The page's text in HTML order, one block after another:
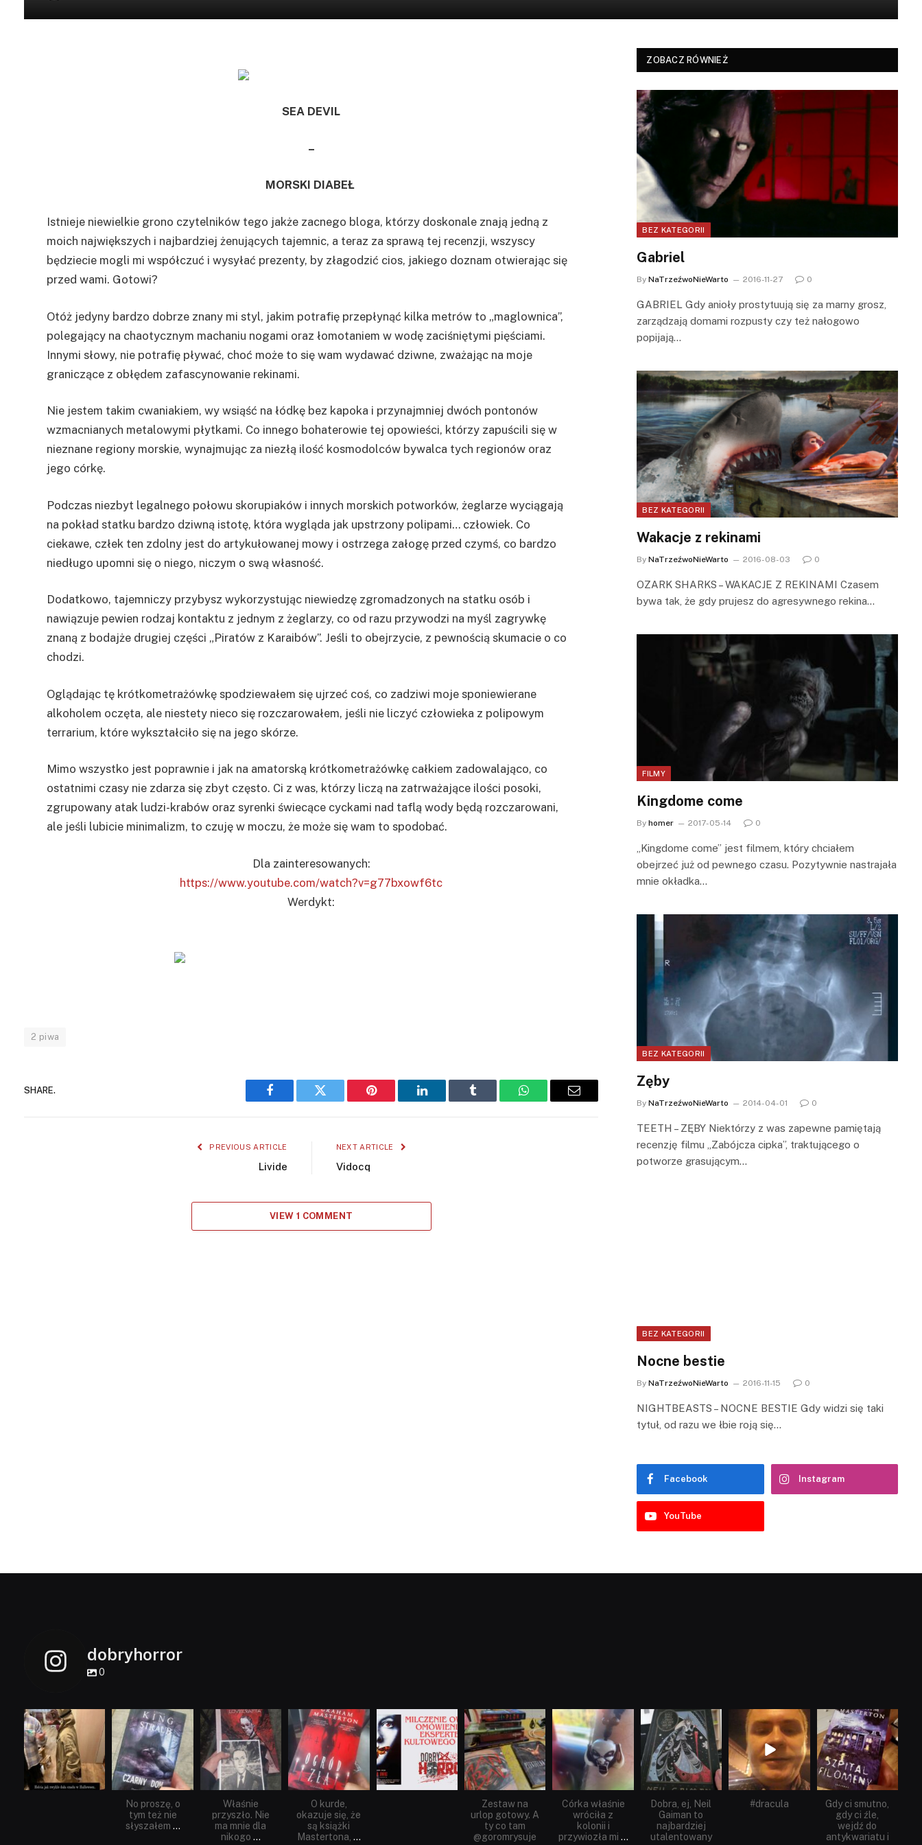
SEA DEVIL
–
MORSKI DIABEŁ
Istnieje niewielkie grono czytelników tego jakże zacnego bloga, którzy doskonale znają jedną z
moich największych i najbardziej żenujących tajemnic, a teraz za sprawą tej recenzji, wszyscy
będziecie mogli mi współczuć i wysyłać prezenty, by złagodzić cios, jakiego doznam otwierając się
przed wami. Gotowi?
Otóż jedyny bardzo dobrze znany mi styl, jakim potrafię przepłynąć kilka metrów to „maglownica”,
polegający na chaotycznym machaniu nogami oraz łomotaniem w wodę zaciśniętymi pięściami.
Innymi słowy, nie potrafię pływać, choć może to się wam wydawać dziwne, zważając na moje
graniczące z obłędem zafascynowanie rekinami.
Nie jestem takim cwaniakiem, wy wsiąść na łódkę bez kapoka i przynajmniej dwóch pontonów
wzmacnianych metalowymi płytkami. Co innego bohaterowie tej opowieści, którzy zapuścili się w
nieznane regiony morskie, wynajmując za niezłą ilość kosmodolców bywalca tych regionów oraz
jego córkę.
Podczas niezbyt legalnego połowu skorupiaków i innych morskich potworków, żeglarze wyciągają
na pokład statku bardzo dziwną istotę, która wygląda jak upstrzony polipami… człowiek. Co
ciekawe, człek ten zdolny jest do artykułowanej mowy i ostrzega załogę przed czymś, co bardzo
niedługo upomni się o niego, niczym o swą własność.
Dodatkowo, tajemniczy przybysz wykorzystując niewiedzę zgromadzonych na statku osób i
nawiązuje pewien rodzaj kontaktu z jednym z żeglarzy, co od razu przywodzi na myśl zagrywkę
znaną z bodajże drugiej części „Piratów z Karaibów”. Jeśli to obejrzycie, z pewnością skumacie o co
chodzi.
Oglądając tę krótkometrażówkę spodziewałem się ujrzeć coś, co zadziwi moje sponiewierane
alkoholem oczęta, ale niestety nieco się rozczarowałem, jeśli nie liczyć człowieka z polipowym
terrarium, które wykształciło się na jego skórze.
Mimo wszystko jest poprawnie i jak na amatorską krótkometrażówkę całkiem zadowalająco, co
ostatnimi czasy nie zdarza się zbyt często. Ci z was, którzy liczą na zatrważające ilości posoki,
zgrupowany atak ludzi-krabów oraz syrenki świecące cyckami nad taflą wody będą rozczarowani,
ale jeśli lubicie minimalizm, to czuję w moczu, że może się wam to spodobać.
Dla zainteresowanych:
https://www.youtube.com/watch?v=g77bxowf6tc
Werdykt:
2 piwa
SHARE.
Facebook Twitter Pinterest LinkedIn Tumblr WhatsAppEmail
PREVIOUS ARTICLE
Livide
NEXT ARTICLE
Vidocq
VIEW 1 COMMENT
ZOBACZ RÓWNIEŻ
BEZ KATEGORII
Gabriel
By NaTrzeźwoNieWarto 2016-11-27 0
GABRIEL Gdy anioły prostytuują się za marny grosz,
zarządzają domami rozpusty czy też nałogowo
popijają…
BEZ KATEGORII
Wakacje z rekinami
By NaTrzeźwoNieWarto 2016-08-03 0
OZARK SHARKS – WAKACJE Z REKINAMI Czasem
bywa tak, że gdy prujesz do agresywnego rekina…
FILMY
Kingdome come
By homer 2017-05-14 0
„Kingdome come” jest filmem, który chciałem
obejrzeć już od pewnego czasu. Pozytywnie nastrajała
mnie okładka…
BEZ KATEGORII
Zęby
By NaTrzeźwoNieWarto 2014-04-01 0
TEETH – ZĘBY Niektórzy z was zapewne pamiętają
recenzję filmu „Zabójcza cipka”, traktującego o
potworze grasującym…
BEZ KATEGORII
Nocne bestie
By NaTrzeźwoNieWarto 2016-11-15 0
NIGHTBEASTS – NOCNE BESTIE Gdy widzi się taki
tytuł, od razu we łbie roją się…
Facebook Instagram
YouTube
dobryhorror
0
dobryhorror
Lis 1
dobryhorror
Wrz 23
No proszę, o
tym też nie
słyszałem ...
dobryhorror
Wrz 19
Właśnie
przyszło. Nie
ma mnie dla
nikogo ...
dobryhorror
Sie 23
O kurde,
okazuje się, że
są książki
Mastertona, ...
dobryhorror
Sie 19
dobryhorror
Lip 31
Zestaw na
urlop gotowy. A
ty co tam
@goromrysuje
dobryhorror
Lip 14
Córka właśnie
wróciła z
kolonii i
przywiozła mi ...
dobryhorror
Cze 16
Dobra, ej, Neil
Gaiman to
najbardziej
utalentowany
dobryhorror
Maj 25
#dracula
dobryhorror
Maj 22
Gdy ci smutno,
gdy ci źle,
wejdź do
antykwariatu i